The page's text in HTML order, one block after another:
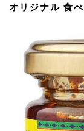
オリジナル 食